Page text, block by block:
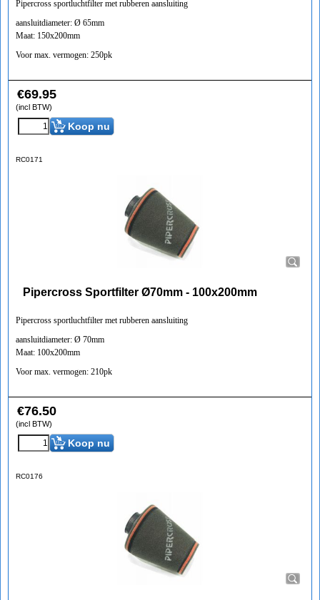
Pipercross sportluchtfilter met rubberen aansluiting
aansluitdiameter: Ø 65mm
Maat: 150x200mm
Voor max. vermogen: 250pk
€69.95
(incl BTW)
Koop nu
RC0171
Pipercross Sportfilter Ø70mm - 100x200mm
Pipercross sportluchtfilter met rubberen aansluiting
aansluitdiameter: Ø 70mm
Maat: 100x200mm
Voor max. vermogen: 210pk
€76.50
(incl BTW)
Koop nu
RC0176